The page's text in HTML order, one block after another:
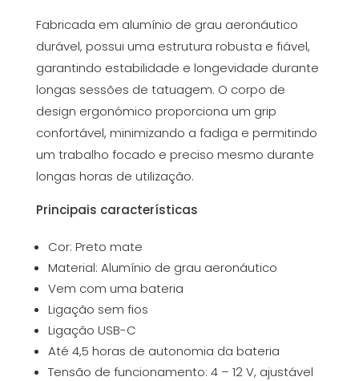
Fabricada em alumínio de grau aeronáutico
durável, possui uma estrutura robusta e fiável,
garantindo estabilidade e longevidade durante
longas sessões de tatuagem. O corpo de
design ergonómico proporciona um grip
confortável, minimizando a fadiga e permitindo
um trabalho focado e preciso mesmo durante
longas horas de utilização.
Principais características
Cor: Preto mate
Material: Alumínio de grau aeronáutico
Vem com uma bateria
Ligação sem fios
Ligação USB-C
Até 4,5 horas de autonomia da bateria
Tensão de funcionamento: 4 – 12 V, ajustável